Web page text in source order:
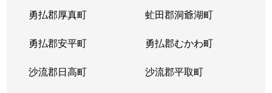
勇払郡厚真町 虻田郡洞爺湖町
勇払郡安平町 勇払郡むかわ町
沙流郡日高町 沙流郡平取町